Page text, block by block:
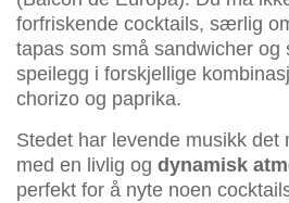
forfriskende cocktails, særlig
tapas som små sandwicher og
speilegg i forskjellige
chorizo og paprika.
Stedet har levende musikk det
med en livlig og dynamisk
perfekt for å nyte noen